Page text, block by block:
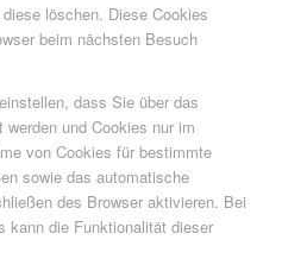
löschen. Diese Cookies
beim nächsten Besuch
dass Sie über das
und Cookies nur im
von Cookies für bestimmte
sowie das automatische
des Browser aktivieren. Bei
kann die Funktionalität dieser